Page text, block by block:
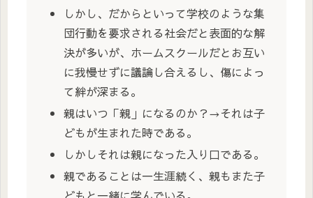
しかし、だからといって学校のような集
団行動を要求される社会だと表面的な解
決が多いが、ホームスクールだとお互い
に我慢せずに議論し合えるし、傷によっ
て絆が深まる。
親はいつ「親」になるのか？→それは子
どもが生まれた時である。
しかしそれは親になった入り口である。
親であることは一生涯続く、親もまた子